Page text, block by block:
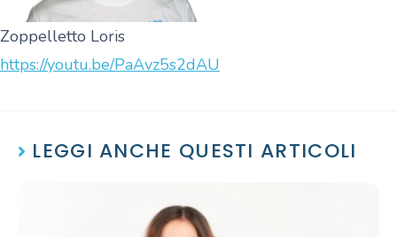
Zoppelletto Loris
https://youtu.be/PaAvz5s2dAU
LEGGI ANCHE QUESTI ARTICOLI